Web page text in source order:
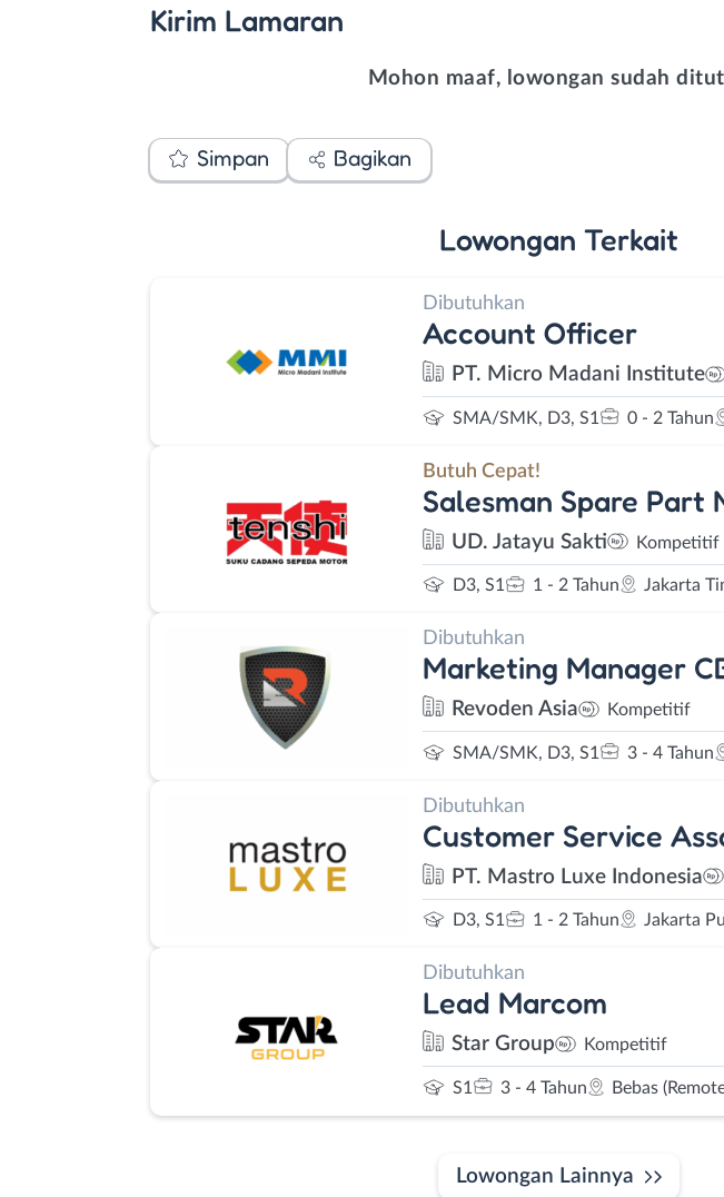
Kirim Lamaran
Mohon maaf, lowongan sudah
Simpan Bagikan
Lowongan Terkait
Dibutuhkan
Account Officer
PT. Micro Madani Institute
SMA/SMK, D3, S1 0 - 2 Tahun
Butuh Cepat!
Salesman Spare Part
UD. Jatayu Sakti Kompetitif
D3, S1 1 - 2 Tahun Jakarta
Dibutuhkan
Marketing Manager
Revoden Asia Kompetitif
SMA/SMK, D3, S1 3 - 4 Tahun
Dibutuhkan
Customer Service
PT. Mastro Luxe Indonesia
D3, S1 1 - 2 Tahun Jakarta
Dibutuhkan
Lead Marcom
Star Group Kompetitif
S1 3 - 4 Tahun Bebas
Lowongan Lainnya